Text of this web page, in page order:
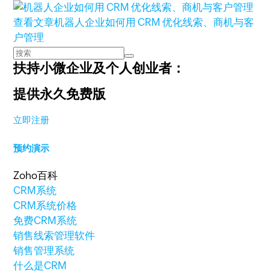
查看文章机器人企业如何用 CRM 优化线索、商机与客
户管理
扶持小微企业及个人创业者：
提供永久免费版
立即注册
预约演示
Zoho百科
CRM系统
CRM系统价格
免费CRM系统
销售线索管理软件
销售管理系统
什么是CRM